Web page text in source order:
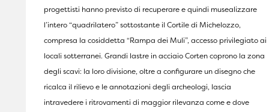
progettisti hanno previsto di recuperare e quindi musealizzare
l’intero “quadrilatero” sottostante il Cortile di Michelozzo,
compresa la cosiddetta “Rampa dei Muli”, accesso privilegiato ai
locali sotterranei. Grandi lastre in acciaio Corten coprono la zona
degli scavi: la loro divisione, oltre a configurare un disegno che
ricalca il rilievo e le annotazioni degli archeologi, lascia
intravedere i ritrovamenti di maggior rilevanza come e dove